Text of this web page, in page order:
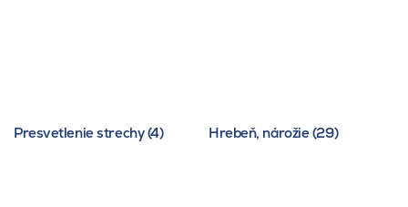
Presvetlenie strechy (4) Hrebeň, nárožie (29)